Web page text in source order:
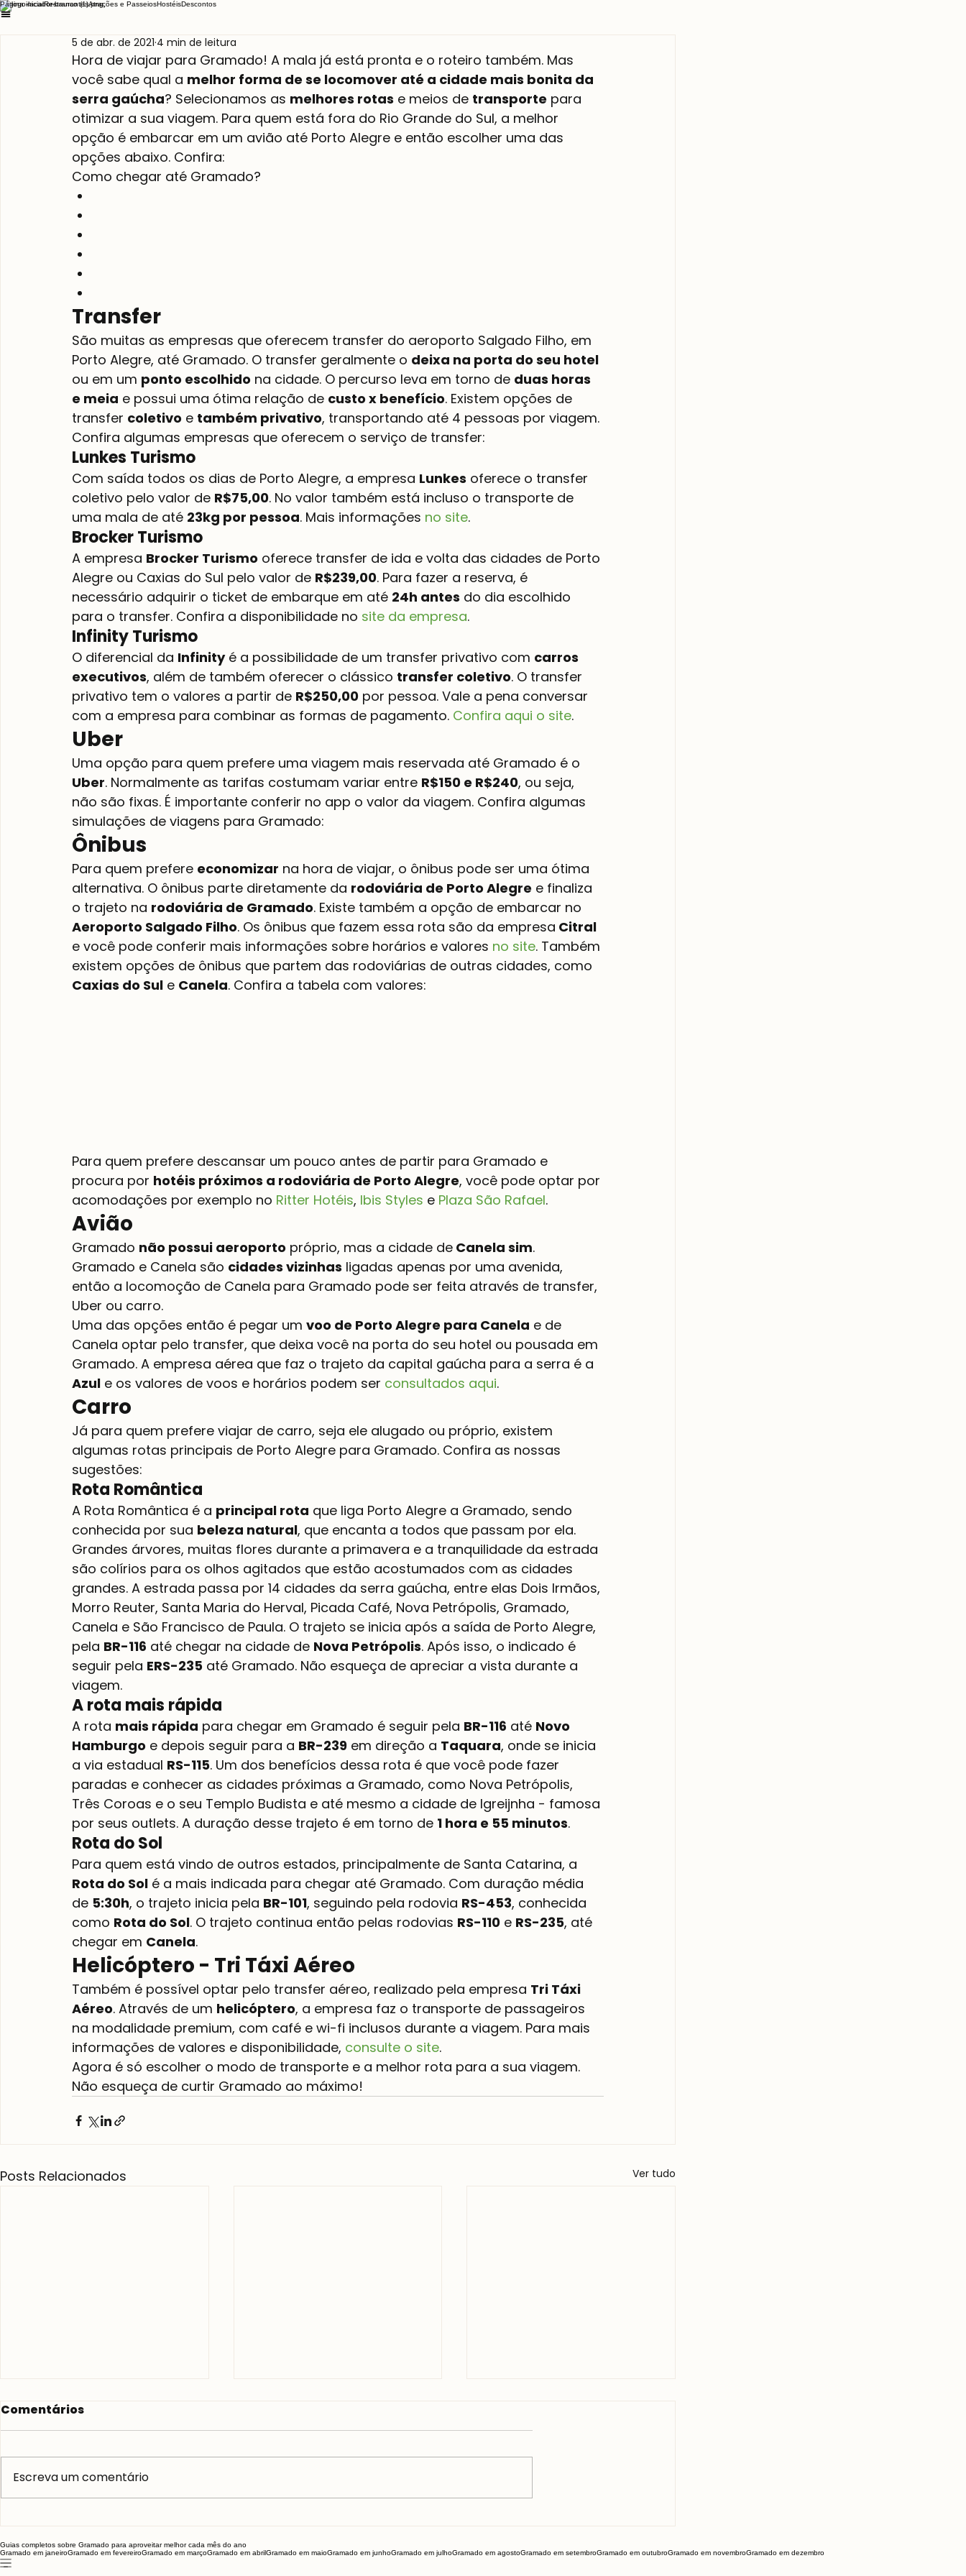
Página inicialRestaurantesAtrações e PasseiosHostéisDescontos
5 de abr. de 2021 4 min de leitura
Hora de viajar para Gramado! A mala já está pronta e o roteiro também. Mas
você sabe qual a melhor forma de se locomover até a cidade mais bonita da
serra gaúcha? Selecionamos as melhores rotas e meios de transporte para
otimizar a sua viagem. Para quem está fora do Rio Grande do Sul, a melhor
opção é embarcar em um avião até Porto Alegre e então escolher uma das
opções abaixo. Confira:
Como chegar até Gramado?
Transfer
São muitas as empresas que oferecem transfer do aeroporto Salgado Filho, em
Porto Alegre, até Gramado. O transfer geralmente o deixa na porta do seu hotel
ou em um ponto escolhido na cidade. O percurso leva em torno de duas horas
e meia e possui uma ótima relação de custo x benefício. Existem opções de
transfer coletivo e também privativo, transportando até 4 pessoas por viagem.
Confira algumas empresas que oferecem o serviço de transfer:
Lunkes Turismo
Com saída todos os dias de Porto Alegre, a empresa Lunkes oferece o transfer
coletivo pelo valor de R$75,00. No valor também está incluso o transporte de
uma mala de até 23kg por pessoa. Mais informações no site.
Brocker Turismo
A empresa Brocker Turismo oferece transfer de ida e volta das cidades de Porto
Alegre ou Caxias do Sul pelo valor de R$239,00. Para fazer a reserva, é
necessário adquirir o ticket de embarque em até 24h antes do dia escolhido
para o transfer. Confira a disponibilidade no site da empresa.
Infinity Turismo
O diferencial da Infinity é a possibilidade de um transfer privativo com carros
executivos, além de também oferecer o clássico transfer coletivo. O transfer
privativo tem o valores a partir de R$250,00 por pessoa. Vale a pena conversar
com a empresa para combinar as formas de pagamento. Confira aqui o site.
Uber
Uma opção para quem prefere uma viagem mais reservada até Gramado é o
Uber. Normalmente as tarifas costumam variar entre R$150 e R$240, ou seja,
não são fixas. É importante conferir no app o valor da viagem. Confira algumas
simulações de viagens para Gramado:
Ônibus
Para quem prefere economizar na hora de viajar, o ônibus pode ser uma ótima
alternativa. O ônibus parte diretamente da rodoviária de Porto Alegre e finaliza
o trajeto na rodoviária de Gramado. Existe também a opção de embarcar no
Aeroporto Salgado Filho. Os ônibus que fazem essa rota são da empresa Citral
e você pode conferir mais informações sobre horários e valores no site. Também
existem opções de ônibus que partem das rodoviárias de outras cidades, como
Caxias do Sul e Canela. Confira a tabela com valores:
Para quem prefere descansar um pouco antes de partir para Gramado e
procura por hotéis próximos a rodoviária de Porto Alegre, você pode optar por
acomodações por exemplo no Ritter Hotéis, Ibis Styles e Plaza São Rafael.
Avião
Gramado não possui aeroporto próprio, mas a cidade de Canela sim.
Gramado e Canela são cidades vizinhas ligadas apenas por uma avenida,
então a locomoção de Canela para Gramado pode ser feita através de transfer,
Uber ou carro.
Uma das opções então é pegar um voo de Porto Alegre para Canela e de
Canela optar pelo transfer, que deixa você na porta do seu hotel ou pousada em
Gramado. A empresa aérea que faz o trajeto da capital gaúcha para a serra é a
Azul e os valores de voos e horários podem ser consultados aqui.
Carro
Já para quem prefere viajar de carro, seja ele alugado ou próprio, existem
algumas rotas principais de Porto Alegre para Gramado. Confira as nossas
sugestões:
Rota Romântica
A Rota Romântica é a principal rota que liga Porto Alegre a Gramado, sendo
conhecida por sua beleza natural, que encanta a todos que passam por ela.
Grandes árvores, muitas flores durante a primavera e a tranquilidade da estrada
são colírios para os olhos agitados que estão acostumados com as cidades
grandes. A estrada passa por 14 cidades da serra gaúcha, entre elas Dois Irmãos,
Morro Reuter, Santa Maria do Herval, Picada Café, Nova Petrópolis, Gramado,
Canela e São Francisco de Paula. O trajeto se inicia após a saída de Porto Alegre,
pela BR-116 até chegar na cidade de Nova Petrópolis. Após isso, o indicado é
seguir pela ERS-235 até Gramado. Não esqueça de apreciar a vista durante a
viagem.
A rota mais rápida
A rota mais rápida para chegar em Gramado é seguir pela BR-116 até Novo
Hamburgo e depois seguir para a BR-239 em direção a Taquara, onde se inicia
a via estadual RS-115. Um dos benefícios dessa rota é que você pode fazer
paradas e conhecer as cidades próximas a Gramado, como Nova Petrópolis,
Três Coroas e o seu Templo Budista e até mesmo a cidade de Igreijnha - famosa
por seus outlets. A duração desse trajeto é em torno de 1 hora e 55 minutos.
Rota do Sol
Para quem está vindo de outros estados, principalmente de Santa Catarina, a
Rota do Sol é a mais indicada para chegar até Gramado. Com duração média
de 5:30h, o trajeto inicia pela BR-101, seguindo pela rodovia RS-453, conhecida
como Rota do Sol. O trajeto continua então pelas rodovias RS-110 e RS-235, até
chegar em Canela.
Helicóptero - Tri Táxi Aéreo
Também é possível optar pelo transfer aéreo, realizado pela empresa Tri Táxi
Aéreo. Através de um helicóptero, a empresa faz o transporte de passageiros
na modalidade premium, com café e wi-fi inclusos durante a viagem. Para mais
informações de valores e disponibilidade, consulte o site.
Agora é só escolher o modo de transporte e a melhor rota para a sua viagem.
Não esqueça de curtir Gramado ao máximo!
Posts Relacionados Ver tudo
e comprar com
segurança no Laçador
Comentários
Escreva um comentário
Guias completos sobre Gramado para aproveitar melhor cada mês do ano
Gramado em janeiroGramado em fevereiroGramado em marçoGramado em abrilGramado em maioGramado em junhoGramado em julhoGramado em agostoGramado em setembroGramado em outubroGramado em novembroGramado em dezembro